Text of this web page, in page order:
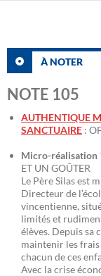
À NOTER
NOTE 105
AUTHENTIQUE
SANCTUAIRE :
Micro-réalisation
ET UN GOÛTER
Le Père Silas est
Directeur de
vincentienne,
limités et
élèves. Depuis sa
maintenir les
chacun de ces
Avec la crise